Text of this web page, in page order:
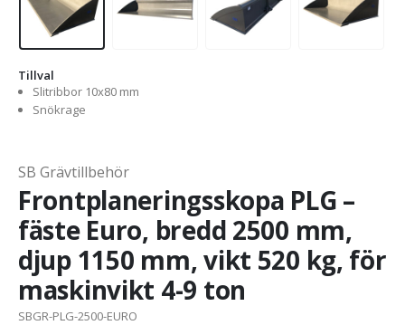
Tillval
Slitribbor 10x80 mm
Snökrage
SB Grävtillbehör
Frontplaneringsskopa PLG –
fäste Euro, bredd 2500 mm,
djup 1150 mm, vikt 520 kg, för
maskinvikt 4-9 ton
SBGR-PLG-2500-EURO